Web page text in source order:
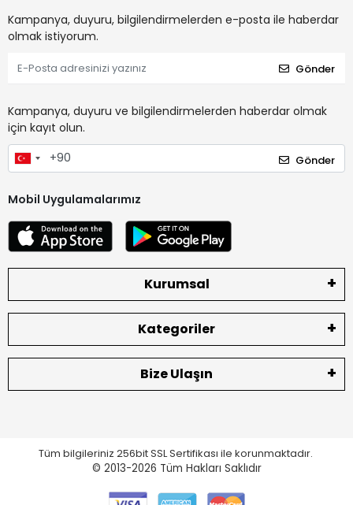
Kampanya, duyuru, bilgilendirmelerden e-posta ile haberdar
olmak istiyorum.
Gönder
Kampanya, duyuru ve bilgilendirmelerden haberdar olmak
için kayıt olun.
Gönder
Mobil Uygulamalarımız
Kurumsal
Kategoriler
Bize Ulaşın
Tüm bilgileriniz 256bit SSL Sertifikası ile korunmaktadır.
© 2013-2026 Tüm Hakları Saklıdır